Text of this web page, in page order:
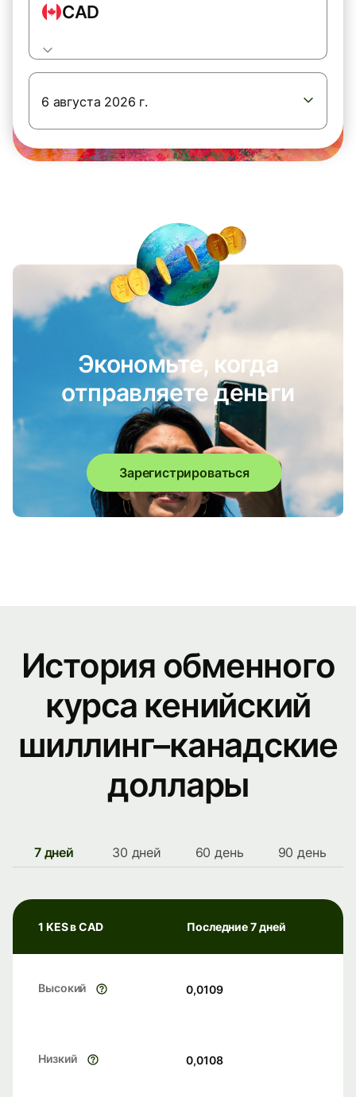
CAD
6 августа 2026 г.
Экономьте, когда
отправляете деньги
Зарегистрироваться
История обменного
курса кенийский
шиллинг–канадские
доллары
7 дней 30 дней 60 день 90 день
1 KES в CAD Последние 7 дней
Высокий 0,0109
Низкий 0,0108